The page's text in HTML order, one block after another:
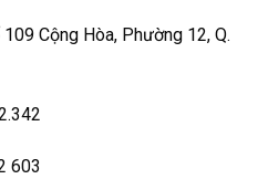
109 Cộng Hòa, Phường 12, Q.
603